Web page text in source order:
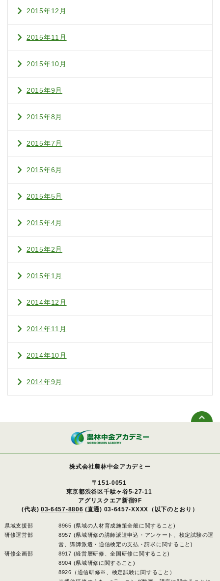
2015年12月
2015年11月
2015年10月
2015年9月
2015年8月
2015年7月
2015年6月
2015年5月
2015年4月
2015年2月
2015年1月
2014年12月
2014年11月
2014年10月
2014年9月
株式会社農林中金アカデミー
〒151-0051
東京都渋谷区千駄ヶ谷5-27-11
アグリスクエア新宿9F
(代表) 03-6457-8806 (直通) 03-6457-XXXX（以下のとおり）
県域支援部
8965 (県域の人材育成施策全般に関すること)
研修運営部
8957 (県域研修の講師派遣申込・アンケート、検定試験の運
営、講師派遣・通信検定の支払・請求に関すること)
研修企画部
8917 (経営層研修、全国研修に関すること)
8904 (県域研修に関すること)
8926（通信研修※、検定試験に関すること）